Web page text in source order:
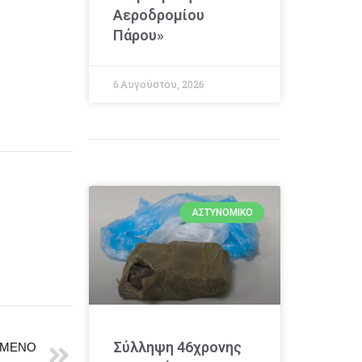
Αεροδρομίου
Πάρου»
6 Αυγούστου, 2026
ΑΣΤΥΝΟΜΙΚΌ
Σύλληψη 46χρονης